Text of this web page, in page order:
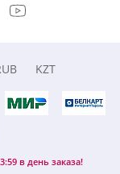
KZT
в день заказа!